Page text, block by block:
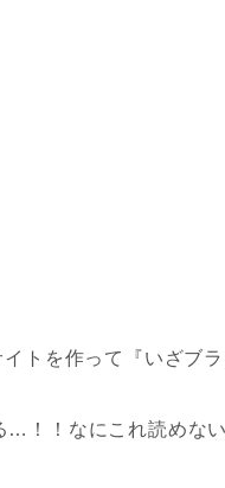
トを作って『いざブ
…！！なにこれ読めな